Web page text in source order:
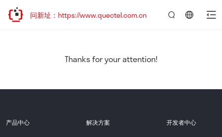
欢迎访问新址：https://www.quectel.com.cn
Thanks for your attention!
产品中心 解决方案 开发者中心